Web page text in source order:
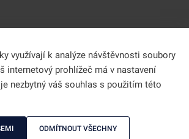
využívají k analýze návštěvnosti soubory
internetový prohlížeč má v nastavení
nezbytný váš souhlas s použitím této
ODMÍTNOUT VŠECHNY